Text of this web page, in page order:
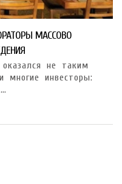
МАССОВО
не таким
многие инвесторы: